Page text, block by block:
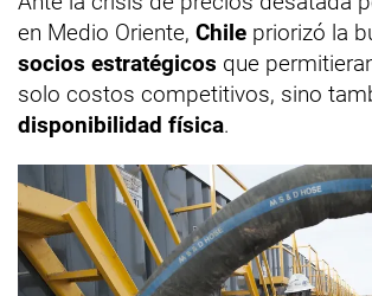
en Medio Oriente, Chile priorizó la
socios estratégicos que
solo costos competitivos, sino
disponibilidad física.